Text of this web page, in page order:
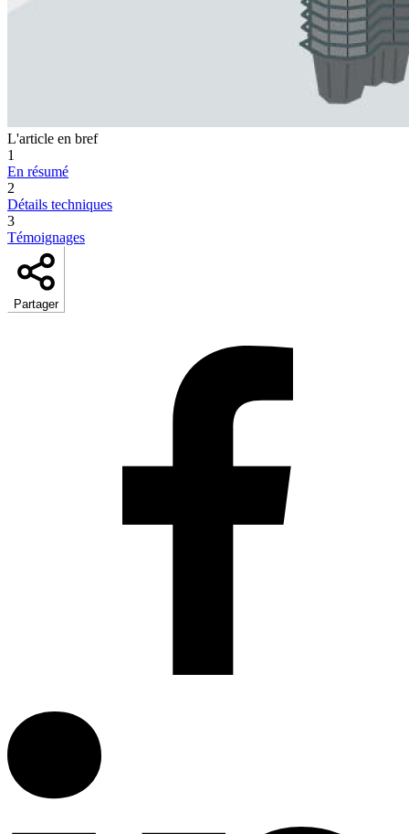
L'article en bref
1
En résumé
2
Détails techniques
3
Témoignages
Partager